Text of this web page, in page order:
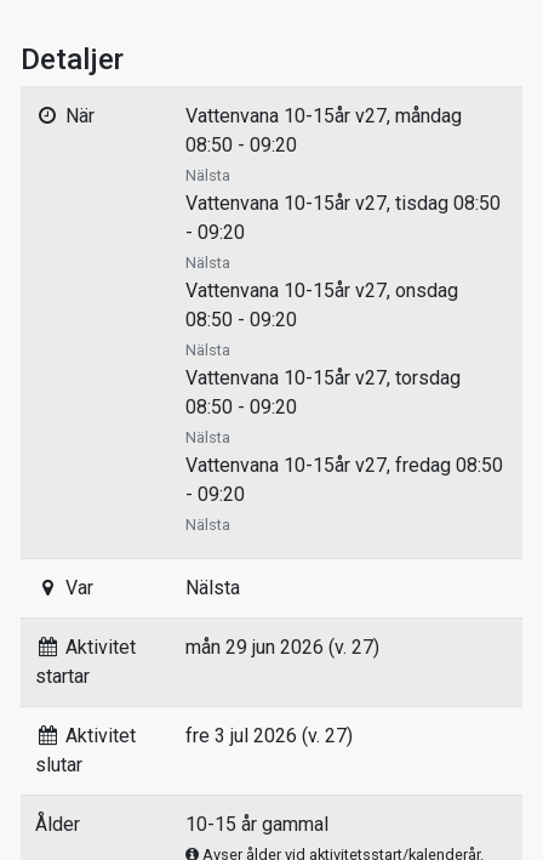
Detaljer
När
Vattenvana 10-15år v27, måndag
08:50 - 09:20
Nälsta
Vattenvana 10-15år v27, tisdag 08:50
- 09:20
Nälsta
Vattenvana 10-15år v27, onsdag
08:50 - 09:20
Nälsta
Vattenvana 10-15år v27, torsdag
08:50 - 09:20
Nälsta
Vattenvana 10-15år v27, fredag 08:50
- 09:20
Nälsta
Var Nälsta
Aktivitet
startar
mån 29 jun 2026 (v. 27)
Aktivitet
slutar
fre 3 jul 2026 (v. 27)
Ålder 10-15 år gammal
Avser ålder vid aktivitetsstart/kalenderår.